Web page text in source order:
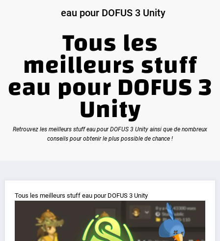
eau pour DOFUS 3 Unity
Tous les
meilleurs stuff
eau pour DOFUS 3
Unity
Retrouvez les meilleurs stuff eau pour DOFUS 3 Unity ainsi que de nombreux
conseils pour obtenir le plus possible de chance !
Tous les meilleurs stuff eau pour DOFUS 3 Unity